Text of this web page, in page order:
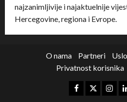
najzanimljivije i najaktuelnije
Hercegovine, regiona i Evrope.
O nama Partneri
Privatnost korisnika